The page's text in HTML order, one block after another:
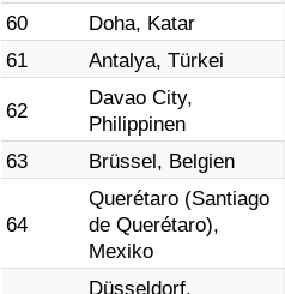
60
Doha, Katar
61
Antalya, Türkei
62
Davao City,
Philippinen
63 Brüssel, Belgien
64
Querétaro (Santiago
de Querétaro),
Mexiko
Düsseldorf,